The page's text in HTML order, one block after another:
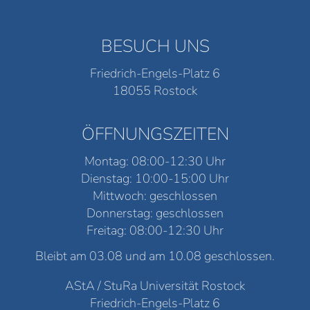
BESUCH UNS
Friedrich-Engels-Platz 6
18055 Rostock
ÖFFNUNGSZEITEN
Montag: 08:00-12:30 Uhr
Dienstag: 10:00-15:00 Uhr
Mittwoch: geschlossen
Donnerstag: geschlossen
Freitag: 08:00-12:30 Uhr
Bleibt am 03.08 und am 10.08 geschlossen.
AStA / StuRa Universität Rostock
Friedrich-Engels-Platz 6